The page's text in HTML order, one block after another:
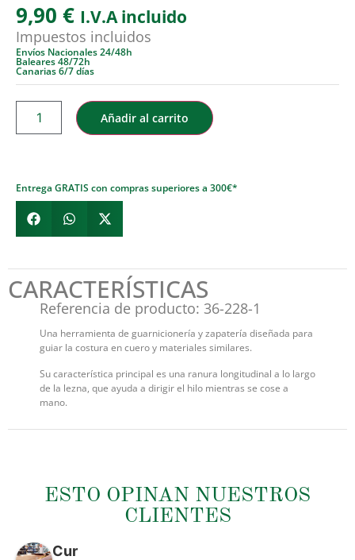
9,90 € I.V.A incluido
Impuestos incluidos
Envíos Nacionales 24/48h
Baleares 48/72h
Canarias 6/7 días
Añadir al carrito
Entrega GRATIS con compras superiores a 300€*
CARACTERÍSTICAS
Referencia de producto: 36-228-1
Una herramienta de guarnicionería y zapatería diseñada para
guiar la costura en cuero y materiales similares.
Su característica principal es una ranura longitudinal a lo largo
de la lezna, que ayuda a dirigir el hilo mientras se cose a
mano.
ESTO OPINAN NUESTROS
CLIENTES
Cur